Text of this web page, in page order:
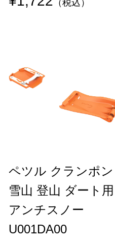
（税込）
ペツル クランポン
雪山 登山 ダート用
アンチスノー
U001DA00